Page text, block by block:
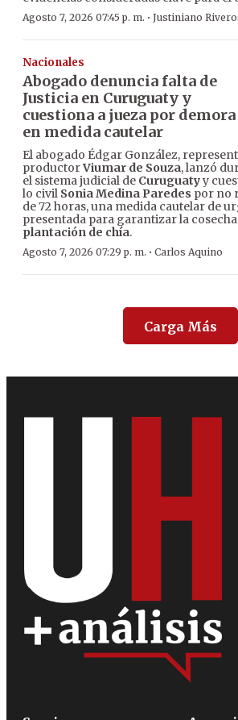
Agosto 7, 2026 07:45 p. m. · Justiniano
Nacionales
Abogado denuncia falta de
Justicia en Curuguaty y
cuestiona a jueza por demora
en medida cautelar
El abogado Édgar González,
productorViumar de Souza, lanzó
el sistema judicial de Curuguatyy
lo civil Sonia Medina Paredes por no
de 72 horas, una medida cautelar de
presentada para garantizar la
plantación de chía.
Agosto 7, 2026 07:29 p. m. · Carlos Aquino
Carga Más